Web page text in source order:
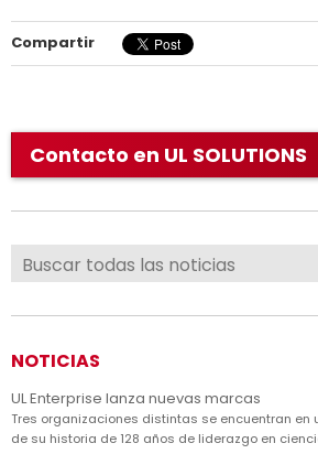
Compartir
Contacto en UL SOLUTIONS
NOTICIAS
UL Enterprise lanza nuevas marcas
Tres organizaciones distintas se encuentran en
de su historia de 128 años de liderazgo en